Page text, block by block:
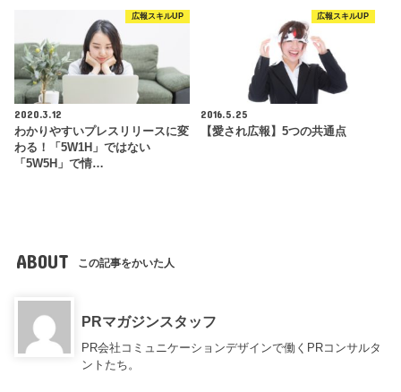
広報スキルUP
2020.3.12
わかりやすいプレスリリースに変
わる！「5W1H」ではない
「5W5H」で情…
広報スキルUP
2016.5.25
【愛され広報】5つの共通点
ABOUT この記事をかいた人
PRマガジンスタッフ
PR会社コミュニケーションデザインで働くPRコンサルタ
ントたち。